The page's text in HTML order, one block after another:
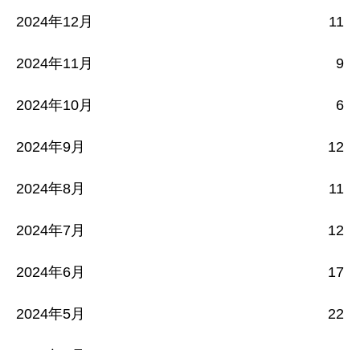
2024年12月 11
2024年11月 9
2024年10月 6
2024年9月 12
2024年8月 11
2024年7月 12
2024年6月 17
2024年5月 22